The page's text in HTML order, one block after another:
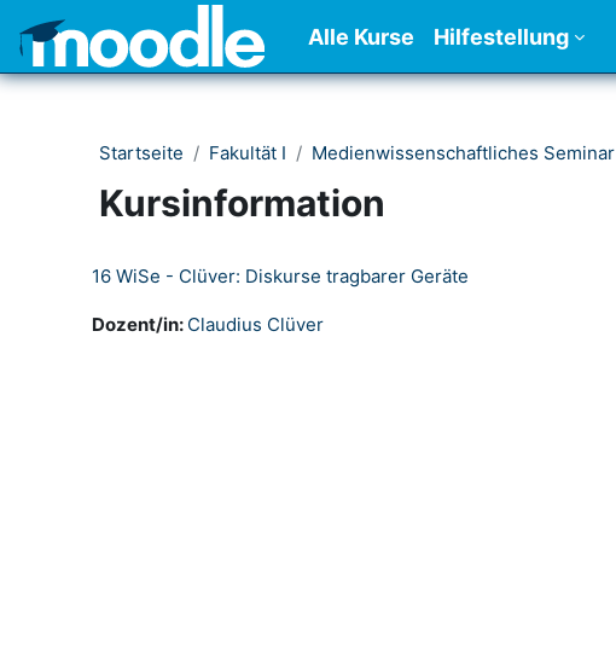
Alle Kurse Hilfestellung
Startseite Fakultät I Medienwissenschaftliches Seminar
Kursinformation
16 WiSe - Clüver: Diskurse tragbarer Geräte
Dozent/in: Claudius Clüver